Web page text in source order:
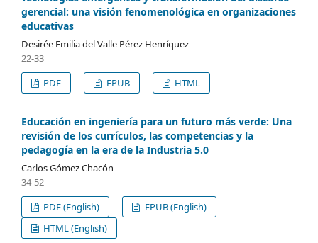
gerencial: una visión fenomenológica en organizaciones
educativas
Desirée Emilia del Valle Pérez Henríquez
22-33
PDF
EPUB HTML
Educación en ingeniería para un futuro más verde: Una
revisión de los currículos, las competencias y la
pedagogía en la era de la Industria 5.0
Carlos Gómez Chacón
34-52
PDF (English)
EPUB (English)
HTML (English)